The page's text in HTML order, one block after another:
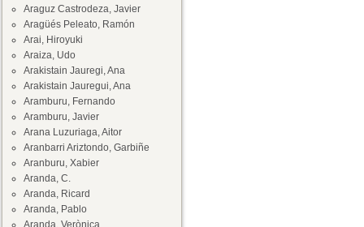
Araguz Castrodeza, Javier
Aragüés Peleato, Ramón
Arai, Hiroyuki
Araiza, Udo
Arakistain Jauregi, Ana
Arakistain Jauregui, Ana
Aramburu, Fernando
Aramburu, Javier
Arana Luzuriaga, Aitor
Aranbarri Ariztondo, Garbiñe
Aranburu, Xabier
Aranda, C.
Aranda, Ricard
Aranda, Pablo
Aranda, Verònica